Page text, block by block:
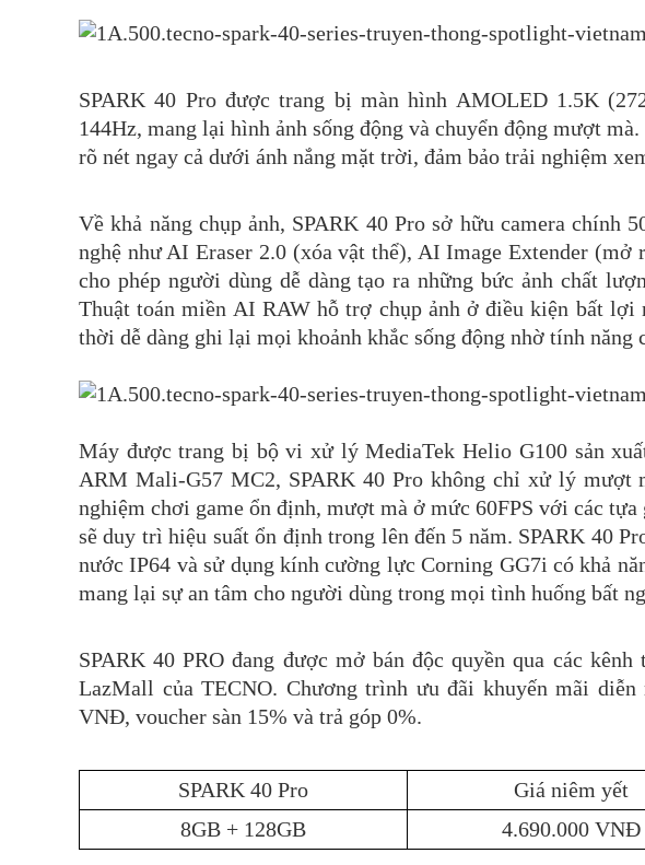
SPARK 40 Pro được trang bị màn hình AMOLED 1.5K
144Hz, mang lại hình ảnh sống động và chuyển động mượt
rõ nét ngay cả dưới ánh nắng mặt trời, đảm bảo trải nghiệm
Về khả năng chụp ảnh, SPARK 40 Pro sở hữu camera chính
nghệ như AI Eraser 2.0 (xóa vật thể), AI Image Extender (mở
cho phép người dùng dễ dàng tạo ra những bức ảnh chất
Thuật toán miền AI RAW hỗ trợ chụp ảnh ở điều kiện bất lợi
thời dễ dàng ghi lại mọi khoảnh khắc sống động nhờ tính năng
Máy được trang bị bộ vi xử lý MediaTek Helio G100 sản
ARM Mali-G57 MC2, SPARK 40 Pro không chỉ xử lý mượt
nghiệm chơi game ổn định, mượt mà ở mức 60FPS với các
sẽ duy trì hiệu suất ổn định trong lên đến 5 năm. SPARK 40
nước IP64 và sử dụng kính cường lực Corning GG7i có khả
mang lại sự an tâm cho người dùng trong mọi tình huống bất
SPARK 40 PRO đang được mở bán độc quyền qua các
LazMall của TECNO. Chương trình ưu đãi khuyến mãi
VNĐ, voucher sàn 15% và trả góp 0%.
SPARK 40 Pro
Giá niêm yết
8GB + 128GB
4.690.000 VNĐ